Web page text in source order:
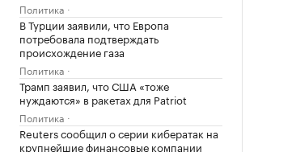
Политика
В Турции заявили, что Европа
потребовала подтверждать
происхождение газа
Политика
Трамп заявил, что США «тоже
нуждаются» в ракетах для Patriot
Политика
Reuters сообщил о серии кибератак на
крупнейшие финансовые компании